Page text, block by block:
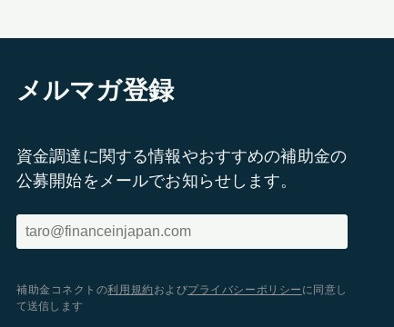
メルマガ登録
資金調達に関する情報やおすすめの補助金の
公募開始をメールでお知らせします。
補助金コネクトの利用規約 およびプライバシーポリシー に同意し
て送信します